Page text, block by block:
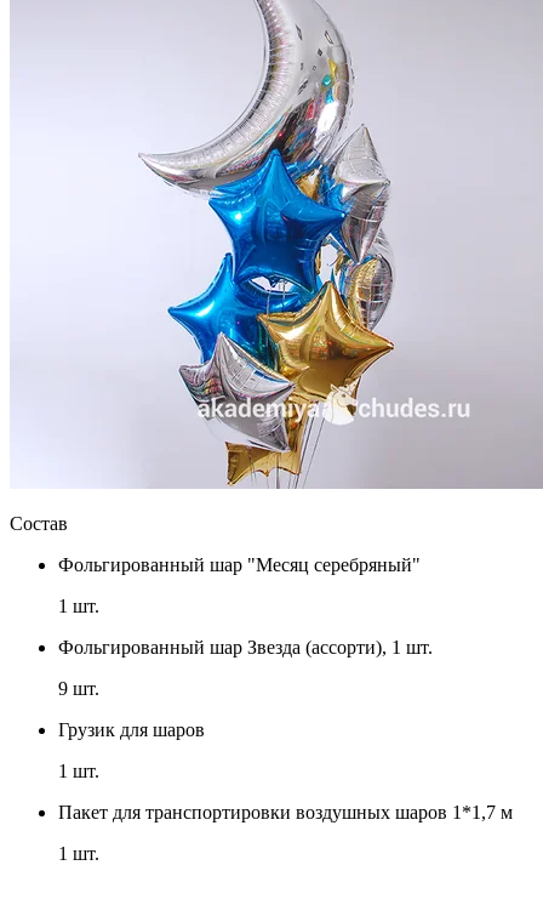
Состав
Фольгированный шар "Месяц серебряный"
1 шт.
Фольгированный шар Звезда (ассорти), 1 шт.
9 шт.
Грузик для шаров
1 шт.
Пакет для транспортировки воздушных шаров 1*1,7 м
1 шт.